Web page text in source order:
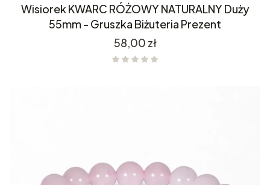
Wisiorek KWARC RÓŻOWY NATURALNY Duży
55mm - Gruszka Biżuteria Prezent
Cena
58,00 zł